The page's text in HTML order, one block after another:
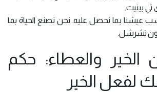
تي بينيت.
عيشنا بما نحصل عليه. نحن نصنع الحياة بما
تشرشل.
والعطاء: حكم
لفعل الخير